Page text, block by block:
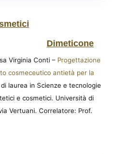
Dimeticone
Virginia Conti – Progettazione
cosmeceutico antietà per la
laurea in Scienze e tecnologie
e cosmetici. Università di
Vertuani. Correlatore: Prof.